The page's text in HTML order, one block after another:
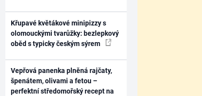
Křupavé květákové minipizzy s
olomouckými tvarůžky: bezlepkový
oběd s typicky českým sýrem
Vepřová panenka plněná rajčaty,
špenátem, olivami a fetou –
perfektní středomořský recept na